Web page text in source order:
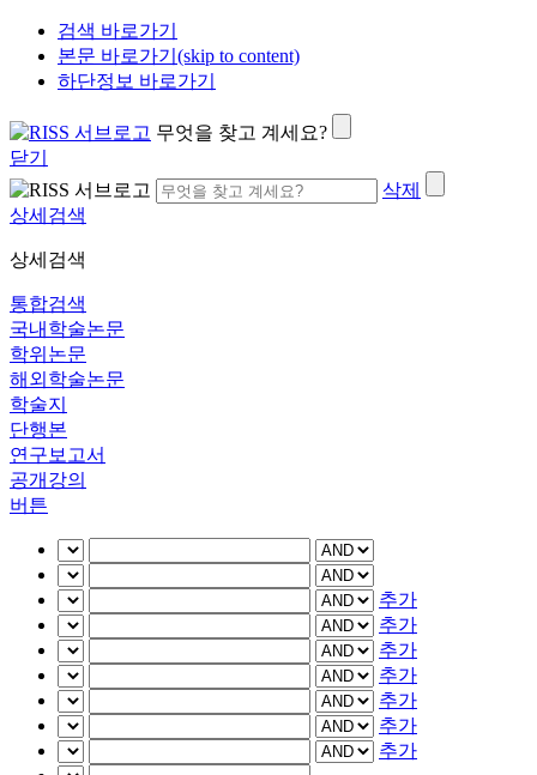
검색 바로가기
본문 바로가기(skip to content)
하단정보 바로가기
무엇을 찾고 계세요?
닫기
삭제
상세검색
상세검색
통합검색
국내학술논문
학위논문
해외학술논문
학술지
단행본
연구보고서
공개강의
버튼
추가
추가
추가
추가
추가
추가
추가